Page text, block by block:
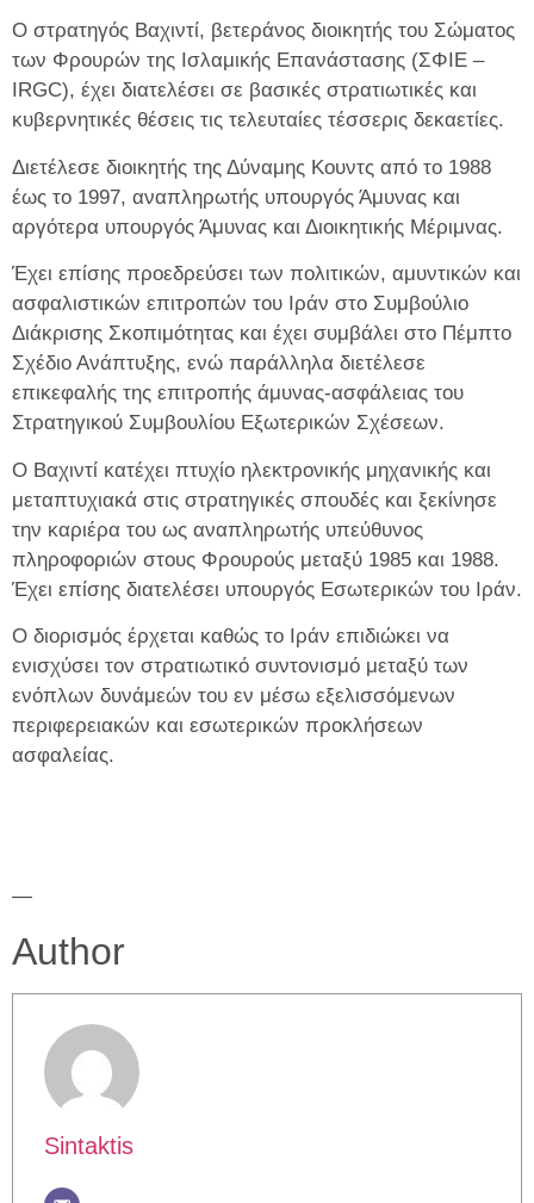
Ο στρατηγός Βαχιντί, βετεράνος διοικητής του Σώματος
των Φρουρών της Ισλαμικής Επανάστασης (ΣΦΙΕ –
IRGC), έχει διατελέσει σε βασικές στρατιωτικές και
κυβερνητικές θέσεις τις τελευταίες τέσσερις δεκαετίες.
Διετέλεσε διοικητής της Δύναμης Κουντς από το 1988
έως το 1997, αναπληρωτής υπουργός Άμυνας και
αργότερα υπουργός Άμυνας και Διοικητικής Μέριμνας.
Έχει επίσης προεδρεύσει των πολιτικών, αμυντικών και
ασφαλιστικών επιτροπών του Ιράν στο Συμβούλιο
Διάκρισης Σκοπιμότητας και έχει συμβάλει στο Πέμπτο
Σχέδιο Ανάπτυξης, ενώ παράλληλα διετέλεσε
επικεφαλής της επιτροπής άμυνας-ασφάλειας του
Στρατηγικού Συμβουλίου Εξωτερικών Σχέσεων.
Ο Βαχιντί κατέχει πτυχίο ηλεκτρονικής μηχανικής και
μεταπτυχιακά στις στρατηγικές σπουδές και ξεκίνησε
την καριέρα του ως αναπληρωτής υπεύθυνος
πληροφοριών στους Φρουρούς μεταξύ 1985 και 1988.
Έχει επίσης διατελέσει υπουργός Εσωτερικών του Ιράν.
Ο διορισμός έρχεται καθώς το Ιράν επιδιώκει να
ενισχύσει τον στρατιωτικό συντονισμό μεταξύ των
ενόπλων δυνάμεών του εν μέσω εξελισσόμενων
περιφερειακών και εσωτερικών προκλήσεων
ασφαλείας.
—
Author
Sintaktis